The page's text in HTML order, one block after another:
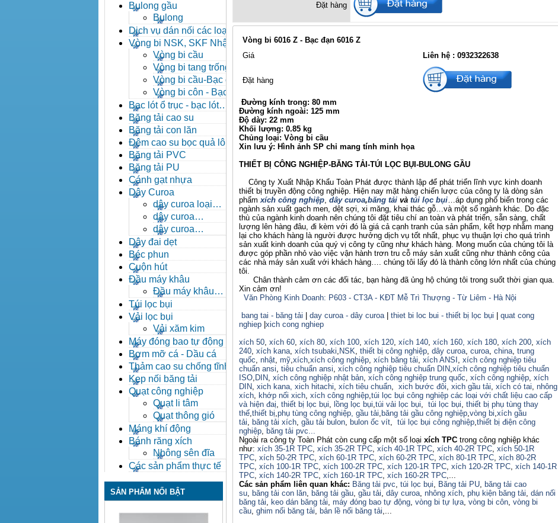
Bulong gầu
Bulong
Dịch vụ dán nối các loại
băng tải
Vòng bi NSK, SKF Nhật
Vòng bi cầu
Vòng bi tang trống tự
lựa
Vòng bi cầu-Bạc đạn
cầu
Vòng bi côn - Bạc
đạn côn
Bạc lót ổ trục - bạc lót
nhông
Băng tải cao su
Băng tải con lăn
Đệm cao su bọc quả lô
băng tải
Băng tải PVC
Băng tải PU
Cánh gạt nhựa
Dây Curoa
dây curoa loại
A,B,C,D,E
dây curoa
SPZ,SPA,SPB,SPC
dây curoa
XPZ,XPA,XPB,XPC
Dây đai dẹt
Béc phun
Cuộn hút
Đầu máy khâu
Đầu máy khâu
Bafang
Túi lọc bụi
Vải lọc bụi
Vải xăm kim
Máy đóng bao tự động
Bơm mỡ cá - Dầu cá
Thảm cao su chống tĩnh
điện
Kẹp nối băng tải
Quạt công nghiệp
Quạt li tâm
Quạt thông gió
Máng khí động
Bánh răng xích
Nhông sên đĩa
Các sản phẩm thực tế
SẢN PHẨM NỔI BẬT
Đặt hàng
Vòng bi 6016 Z - Bạc đạn 6016 Z
Giá
Liên hệ : 0932322638
Đặt hàng
Đường kính trong: 80 mm
Đường kính ngoài: 125 mm
Độ dày: 22 mm
Khối lượng: 0.85 kg
Chủng loại: Vòng bi cầu
Xin lưu ý: Hình ảnh SP chỉ mang tính minh họa
THIẾT BỊ CÔNG NGHIỆP-BĂNG TẢI-TÚI LỌC BỤI-BULONG GẦU
Công ty Xuất Nhập Khẩu Toàn Phát được thành lập để phát triển lĩnh vực kinh doanh
thiết bị truyền động công nghiệp. Hiện nay mặt hàng chiến lược của công ty là dòng sản
phẩm xích công nghiệp, dây curoa,băng tải và túi lọc bụi…áp dụng phổ biến trong các
ngành sản xuất gạch men, dệt sợi, xi măng, khai thác gỗ…và một số ngành khác. Do đặc
thù của ngành kinh doanh nên chúng tôi đặt tiêu chí an toàn và phát triển, sẵn sàng, chất
lượng lên hàng đâu, đi kèm với đó là giá cả cạnh tranh của sản phẩm, kết hợp nhằm mang
lại cho khách hàng là người được hưởng dịch vụ tốt nhất, phục vụ thuận lợi cho quá trình
sản xuất kinh doanh của quý vị công ty cũng như khách hàng. Mong muốn của chúng tôi là
được góp phần nhỏ vào việc vận hành trơn tru cỗ máy sản xuất cũng như thành công của
các nhà máy sản xuất với khách hàng…. chúng tôi lấy đó là thành công lớn nhất của chúng
tôi.
Chân thành cảm ơn các đối tác, bạn hàng đã ủng hộ chúng tôi trong suốt thời gian qua.
Xin cảm ơn!
Văn Phòng Kinh Doanh: P603 - CT3A - KĐT Mễ Trì Thượng - Từ Liêm - Hà Nội
bang tai - băng tải
day curoa - dây curoa| thiet bi loc bui - thiết bị lọc bụi
quat cong
nghiep xich cong nghiep
xích 50, xích 60, xích 80, xích 100, xích 120, xích 140, xích 160, xích 180, xích 200, xích
240, xích kana, xích tsubaki, NSK, thiết bị công nghiệp, dây curoa, curoa, china, trung
quốc, nhật, mỹ,xích,xích công nghiệp, xích băng tải, xích ANSI , xích công nghiệp tiêu
chuẩn ansi, tiêu chuẩn ansi, xích công nghiệp tiêu chuẩn DIN,xích công nghiệp tiêu chuẩn
ISO, DIN, xích công nghiệp nhật bản, xích công nghiệp trung quốc, xích công nghiệp, xích
DIN, xich kana, xich hitachi, xích tiêu chuẩn, xich bước đôi, xich gầu tải, xích có tai, nhông
xích, khớp nối xich, xích công nghiệp,túi lọc bụi công nghiệp các loại với chất liệu cao cấp
và hiện đaị, thiết bị lọc bụi, lồng lọc bụi,túi vải lọc bụi, túi lọc bụi, thiết bị phụ tùng thay
thế,thiết bị,phụ tùng công nghiệp, gầu tải, băng tải gầu công nghiệp,vòng bi,xích gầu
tải, băng tải xích, gầu tải bulon, bulon ốc vít, túi lọc bụi công nghiệp,thiết bị điện công
nghiệp, băng tải pvc...
Ngoài ra công ty Toàn Phát còn cung cấp một số loại xích TPC trong công nghiệp khác
như: xích 35-1R TPC, xích 35-2R TPC, xích 40-1R TPC, xích 40-2R TPC, xích 50-1R
TPC, xích 50-2R TPC, xích 60-1R TPC, xích 60-2R TPC, xích 80-1R TPC, xích 80-2R
TPC, xích 100-1R TPC, xích 100-2R TPC, xích 120-1R TPC, xích 120-2R TPC, xích 140-1R
TPC, xích 140-2R TPC, xích 160-1R TPC, xích 160-2R TPC,...
Các sản phẩm liên quan khác: Băng tải pvc, túi lọc bụi, Băng tải PU, băng tải cao
su, băng tải con lăn, băng tải gầu, gầu tải, dây curoa, nhông xích, phụ kiện băng tải, dán nối
băng tải, keo dán băng tải, máy đóng bao tự động, vòng bi tự lựa, vòng bi côn, vòng bi
cầu, ghim nối băng tải, bản lề nối băng tải,...